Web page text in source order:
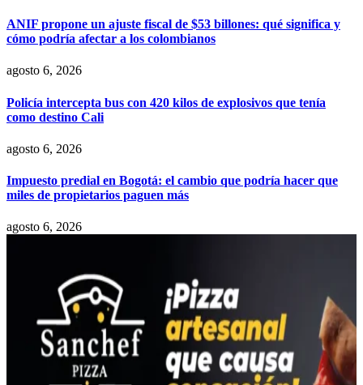
ANIF propone un ajuste fiscal de $53 billones: qué significa y
cómo podría afectar a los colombianos
agosto 6, 2026
Policía intercepta bus con 420 kilos de explosivos que tenía
como destino Cali
agosto 6, 2026
Impuesto predial en Bogotá: el cambio que podría hacer que
miles de propietarios paguen más
agosto 6, 2026